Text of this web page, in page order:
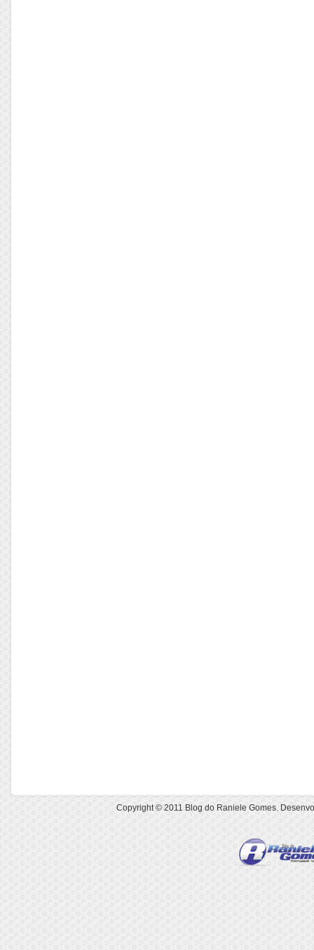
Copyright © 2011 Blog do Raniele Gomes .